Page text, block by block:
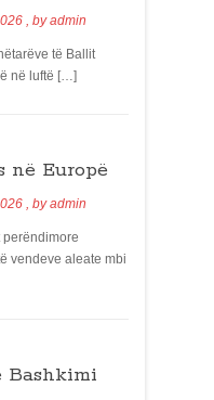
, byadmin
të Ballit
në luftë […]
në Europë
, byadmin
perëndimore
vendeve aleate mbi
Bashkimi